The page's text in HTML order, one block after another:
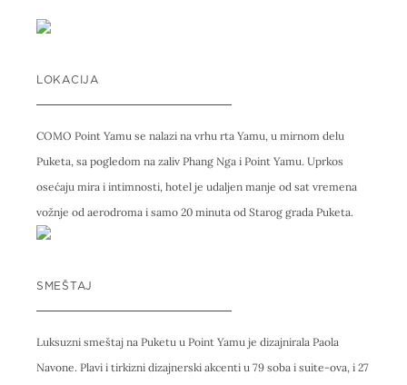
LOKACIJA
COMO Point Yamu se nalazi na vrhu rta Yamu, u mirnom delu
Puketa, sa pogledom na zaliv Phang Nga i Point Yamu. Uprkos
osećaju mira i intimnosti, hotel je udaljen manje od sat vremena
vožnje od aerodroma i samo 20 minuta od Starog grada Puketa.
SMEŠTAJ
Luksuzni smeštaj na Puketu u Point Yamu je dizajnirala Paola
Navone. Plavi i tirkizni dizajnerski akcenti u 79 soba i suite-ova, i 27